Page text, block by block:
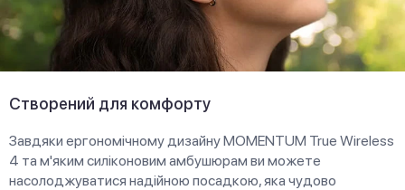
Створений для комфорту
Завдяки ергономічному дизайну MOMENTUM True Wireless
4 та м'яким силіконовим амбушюрам ви можете
насолоджуватися надійною посадкою, яка чудово